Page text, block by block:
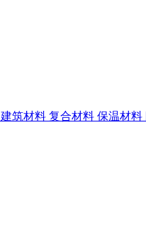
建筑材料 复合材料 保温材料